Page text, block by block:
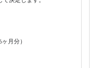
月分）